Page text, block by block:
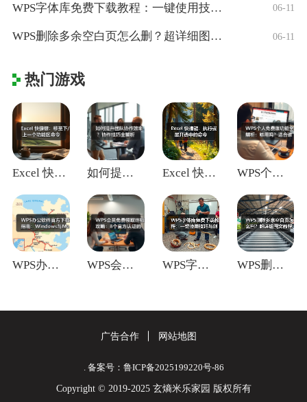
WPS字体库免费下载教程：一键使用技巧与 06-11
WPS删除多余空白页怎么删？超详细图文教 06-11
热门游戏
Excel 快捷键：移至下/上一个功能区 如何提升团队协作效率？协作技巧全解析 Excel 快捷键：执行或展开选中的命令 WPS个人免费版功能全解析：够用吗？适合
WPS办公软件官方下载指南：Window WPS会员免费领取终极攻略：8个官方认证 WPS字体库免费下载教程：一键使用技巧与 WPS删除多余空白页怎么删？超详细图文教
广告合作 网站地图
. 备案号：鲁ICP备2025199220号-86
Copyright © 2019-2025 玄熵米乐家园 版权所有